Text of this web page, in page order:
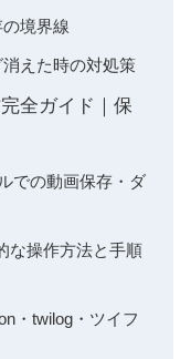
境界線
えた時の対処策
全ガイド｜保
での動画保存・ダ
な操作方法と手順
・twilog・ツイフ